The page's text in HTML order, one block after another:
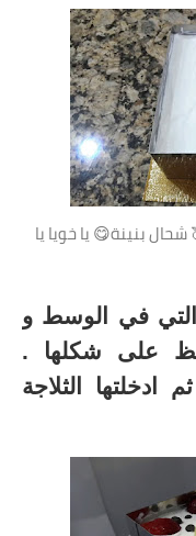
بنينة😋 يا خويا يا
في الوسط و
على شكلها .
الثلاجة